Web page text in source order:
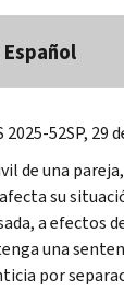
52SP, 29
de una
su
a efectos
una
por